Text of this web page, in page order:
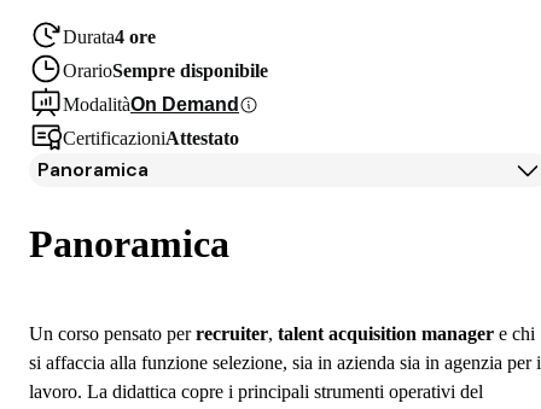
Durata4 ore
OrarioSempre disponibile
ModalitàOn Demand
CertificazioniAttestato
Panoramica
Programma
Iscrizione
Panoramica
Un corso pensato perrecruiter, talent acquisition manager e chi
si affaccia alla funzione selezione, sia in azienda sia in agenzia per
lavoro. La didattica copre i principali strumenti operativi del